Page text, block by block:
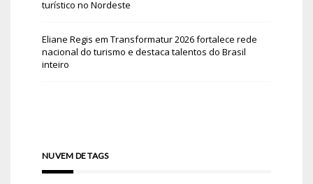
turístico no Nordeste
Eliane Regis em Transformatur 2026 fortalece rede
nacional do turismo e destaca talentos do Brasil
inteiro
NUVEM DE TAGS